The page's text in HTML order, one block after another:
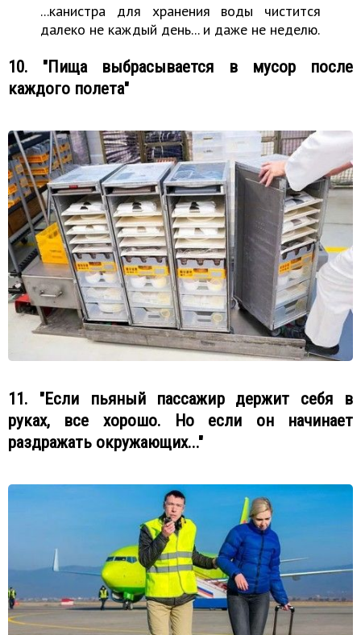
...канистра для хранения воды чистится
далеко не каждый день... и даже не неделю.
10. "Пища выбрасывается в мусор после
каждого полета"
11. "Если пьяный пассажир держит себя в
руках, все хорошо. Но если он начинает
раздражать окружающих..."